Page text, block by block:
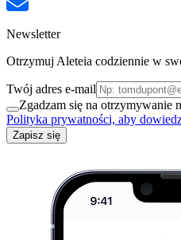
Newsletter
Otrzymuj Aleteia codziennie w
Twój adres e-mail
Zgadzam się na otrzymywanie
Polityka prywatności, aby
Zapisz się